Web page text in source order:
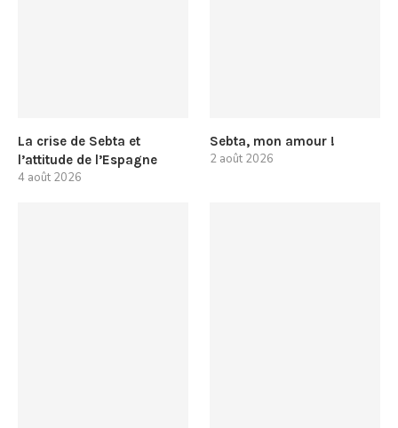
La crise de Sebta et
l’attitude de l’Espagne
4 août 2026
Sebta, mon amour !
2 août 2026